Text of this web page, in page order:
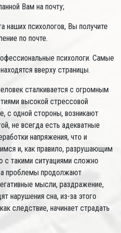
Вам на почту;
наших психологов, Вы получите
по почте.
психологи. Самые
вверху страницы.
сталкивается с огромным
высокой стрессовой
с одной стороны, возникают
не всегда есть адекватные
напряжения, что и
и, как правило, разрушающим
с такими ситуациями сложно
а проблемы продолжают
мысли, раздражение,
нарушения сна, из-за этого
следствие, начинает страдать